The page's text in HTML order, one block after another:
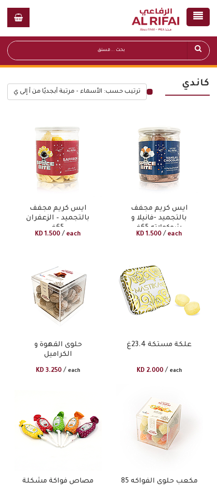
كاندي
ترتيب حسب: الأسماء - مرتبة أبجديًا من أ إلى ي
ايس كريم مجفف
بالتجميد – الزعفران
65غ
KD 1.500 / each
ايس كريم مجفف
بالتجميد -فانيلا و
شوكولاته 65غ
KD 1.500 / each
حلوى القهوة و
الكراميل
KD 3.250 / each
علكة مستكة 23.4غ
KD 2.000 / each
مصاص فواكة مشكلة
مكعب حلوى الفواكه 85